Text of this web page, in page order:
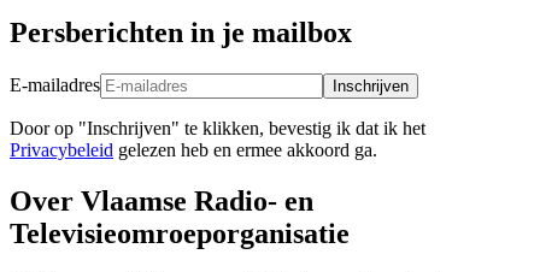
Persberichten in je mailbox
E-mailadres Inschrijven
Door op "Inschrijven" te klikken, bevestig ik dat ik het
Privacybeleid gelezen heb en ermee akkoord ga.
Over Vlaamse Radio- en
Televisieomroeporganisatie